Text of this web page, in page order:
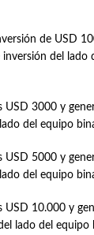
de USD
del lado
USD 3000 y
del equipo
USD 5000 y
del equipo
USD 10.000 y
lado del equipo